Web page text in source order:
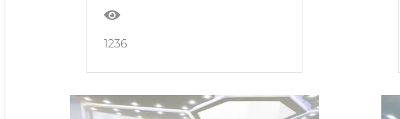
1236